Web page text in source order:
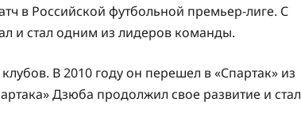
в Российской футбольной премьер-лиге. С
и стал одним из лидеров команды.
В 2010 году он перешел в «Спартак» из
Дзюба продолжил свое развитие и стал